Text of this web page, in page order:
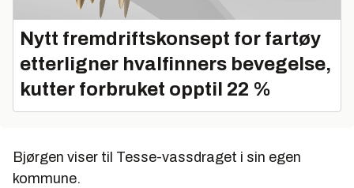
Nytt fremdriftskonsept for fartøy
etterligner hvalfinners bevegelse,
kutter forbruket opptil 22 %
Bjørgen viser til Tesse-vassdraget i sin egen
kommune.